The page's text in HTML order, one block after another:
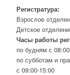
Регистратура:
Взрослое
Детское
Часы работы
по будням с
по субботам и
с 09:00-15:00